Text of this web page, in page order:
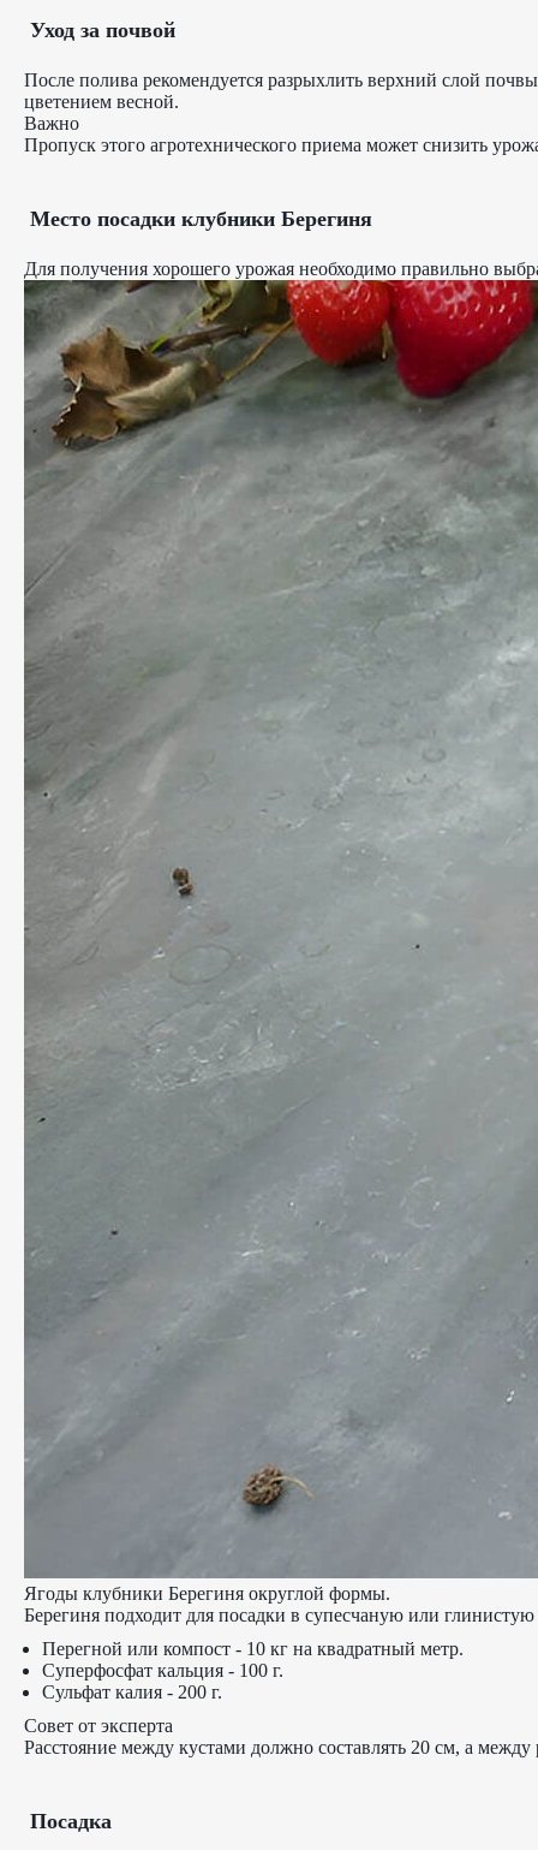
Уход за почвой
После полива рекомендуется разрыхлить верхний слой
цветением весной.
Важно
Пропуск этого агротехнического приема может снизить
Место посадки клубники Берегиня
Для получения хорошего урожая необходимо правильно
Ягоды клубники Берегиня округлой формы.
Берегиня подходит для посадки в супесчаную или
Перегной или компост - 10 кг на квадратный метр.
Суперфосфат кальция - 100 г.
Сульфат калия - 200 г.
Совет от эксперта
Расстояние между кустами должно составлять 20 см, а
Посадка